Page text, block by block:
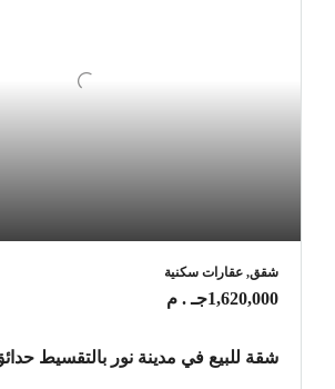
شقق, عقارات سكنية
1,620,000جـ . م
شقة للبيع في مدينة نور بالتقسيط